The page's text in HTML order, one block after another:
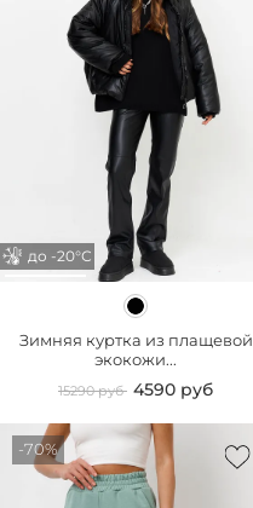
до -20°С
Зимняя куртка из плащевой
экокожи...
15290 руб 4590 руб
-70%